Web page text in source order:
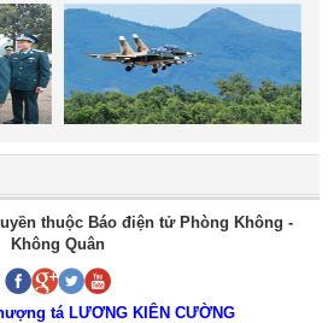
thuộc Báo điện tử Phòng Không -
Không Quân
tá LƯƠNG KIÊN CƯỜNG